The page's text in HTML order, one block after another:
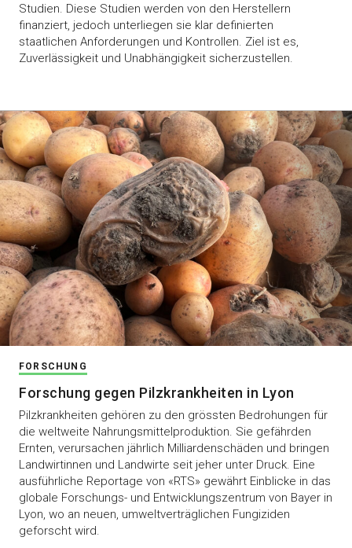
Studien. Diese Studien werden von den Herstellern
finanziert, jedoch unterliegen sie klar definierten
staatlichen Anforderungen und Kontrollen. Ziel ist es,
Zuverlässigkeit und Unabhängigkeit sicherzustellen.
FORSCHUNG
Forschung gegen Pilzkrankheiten in Lyon
Pilzkrankheiten gehören zu den grössten Bedrohungen für
die weltweite Nahrungsmittelproduktion. Sie gefährden
Ernten, verursachen jährlich Milliardenschäden und bringen
Landwirtinnen und Landwirte seit jeher unter Druck. Eine
ausführliche Reportage von «RTS» gewährt Einblicke in das
globale Forschungs- und Entwicklungszentrum von Bayer in
Lyon, wo an neuen, umweltverträglichen Fungiziden
geforscht wird.